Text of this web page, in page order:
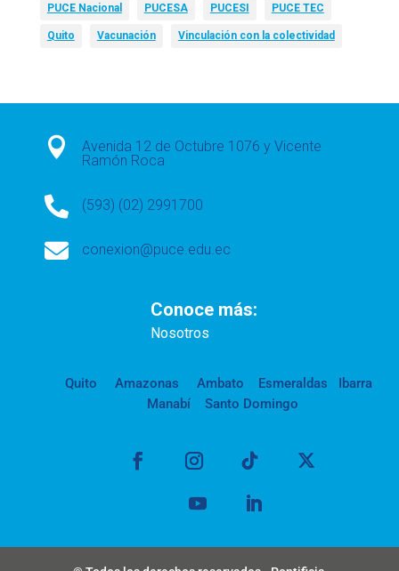
PUCE Nacional PUCESA PUCESI PUCE TEC
Quito Vacunación Vinculación con la colectividad

Avenida 12 de Octubre 1076 y Vicente
Ramón Roca
 (593) (02) 2991700
 conexion@puce.edu.ec
Conoce más:
Nosotros
Quito Amazonas Ambato Esmeraldas
Ibarra
Manabí
Santo Domingo